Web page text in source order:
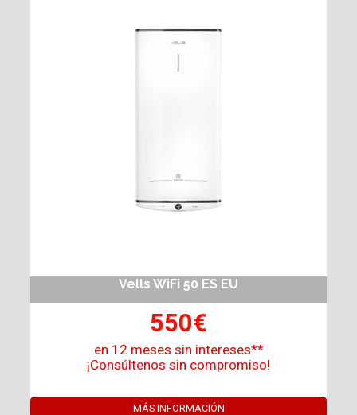
Vells WiFi 50 ES EU
550€
en 12 meses sin intereses**
¡Consúltenos sin compromiso!
MÁS INFORMACIÓN